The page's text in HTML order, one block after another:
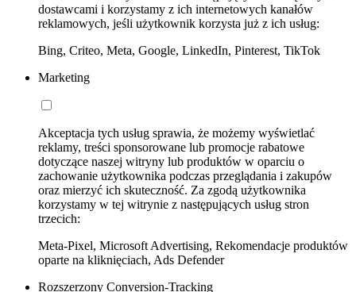
dostawcami i korzystamy z ich internetowych kanałów
reklamowych, jeśli użytkownik korzysta już z ich usług:
Bing, Criteo, Meta, Google, LinkedIn, Pinterest, TikTok
Marketing
Akceptacja tych usług sprawia, że możemy wyświetlać
reklamy, treści sponsorowane lub promocje rabatowe
dotyczące naszej witryny lub produktów w oparciu o
zachowanie użytkownika podczas przeglądania i zakupów
oraz mierzyć ich skuteczność. Za zgodą użytkownika
korzystamy w tej witrynie z następujących usług stron
trzecich:
Meta-Pixel, Microsoft Advertising, Rekomendacje produktów
oparte na kliknięciach, Ads Defender
Rozszerzony Conversion-Tracking